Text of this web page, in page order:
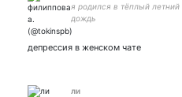
я родился в тёплый летний
дождь
депрессия в женском чате
ли